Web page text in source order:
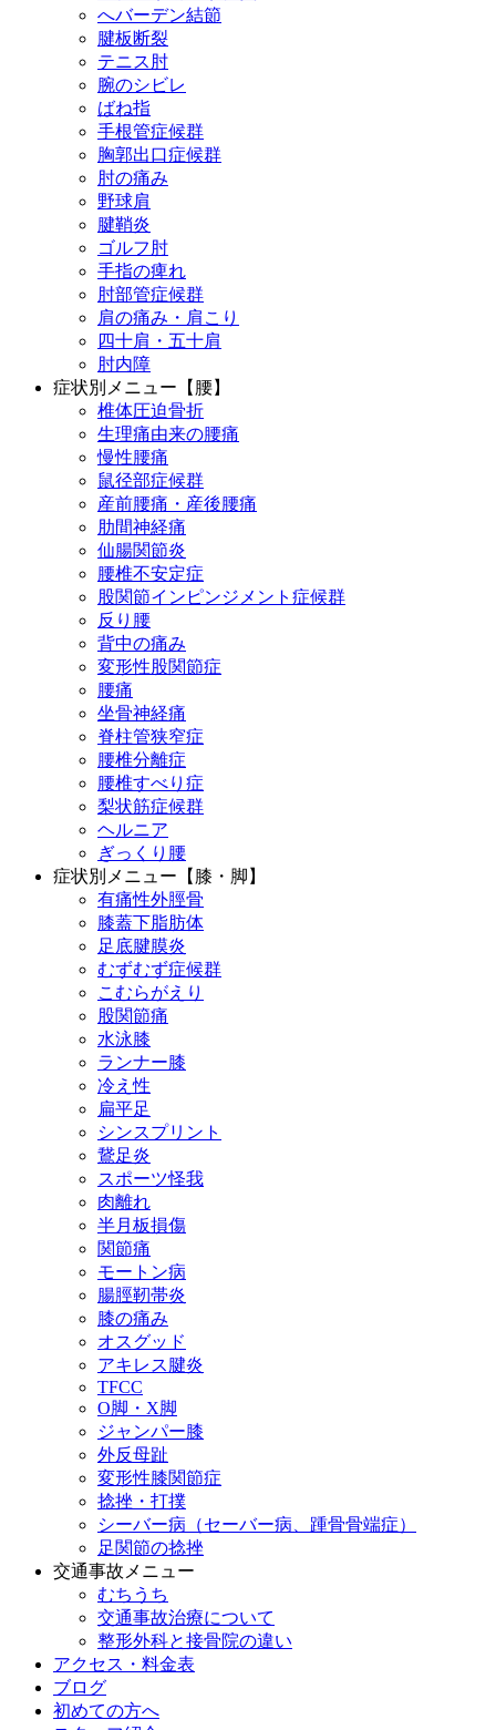
へバーデン結節
腱板断裂
テニス肘
腕のシビレ
ばね指
手根管症候群
胸郭出口症候群
肘の痛み
野球肩
腱鞘炎
ゴルフ肘
手指の痺れ
肘部管症候群
肩の痛み・肩こり
四十肩・五十肩
肘内障
症状別メニュー【腰】
椎体圧迫骨折
生理痛由来の腰痛
慢性腰痛
鼠径部症候群
産前腰痛・産後腰痛
肋間神経痛
仙腸関節炎
腰椎不安定症
股関節インピンジメント症候群
反り腰
背中の痛み
変形性股関節症
腰痛
坐骨神経痛
脊柱管狭窄症
腰椎分離症
腰椎すべり症
梨状筋症候群
ヘルニア
ぎっくり腰
症状別メニュー【膝・脚】
有痛性外脛骨
膝蓋下脂肪体
足底腱膜炎
むずむず症候群
こむらがえり
股関節痛
水泳膝
ランナー膝
冷え性
扁平足
シンスプリント
鵞足炎
スポーツ怪我
肉離れ
半月板損傷
関節痛
モートン病
腸脛靭帯炎
膝の痛み
オスグッド
アキレス腱炎
TFCC
O脚・X脚
ジャンパー膝
外反母趾
変形性膝関節症
捻挫・打撲
シーバー病（セーバー病、踵骨骨端症）
足関節の捻挫
交通事故メニュー
むちうち
交通事故治療について
整形外科と接骨院の違い
アクセス・料金表
ブログ
初めての方へ